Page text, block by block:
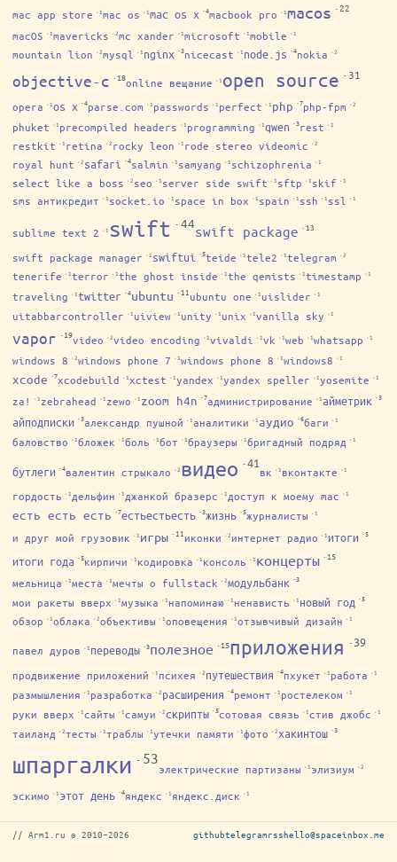
mac app store ·1mac os ·1mac os x ·4macbook pro ·1macos ·22
macOS ·1mavericks ·2mc xander ·1microsoft ·1mobile ·1
mountain lion ·2mysql ·1 nginx ·3nicecast ·1 node.js ·4nokia ·2
objective-c ·18online вещание ·1 open source ·31
opera ·1os x ·4parse.com ·1 passwords ·1 perfect ·1 php ·7php-fpm ·2
phuket ·1 precompiled headers ·1 programming ·1qwen ·3rest ·1
restkit ·1 retina ·2 rocky leon ·1 rode stereo videomic ·2
royal hunt ·2 safari ·4salmin ·1 samyang ·1 schizophrenia ·1
select like a boss ·2 seo ·1 server side swift ·1 sftp ·1 skif ·1
sms антикредит ·1 socket.io ·1 space in box ·1 spain ·1 ssh ·1 ssl ·1
sublime text 2 ·1 swift ·44swift package ·13
swift package manager ·1 swiftui ·5teide ·1tele2 ·1telegram ·2
tenerife ·1terror ·1the ghost inside ·1the qemists ·1timestamp ·1
traveling ·1 twitter ·4ubuntu ·11 ubuntu one ·1 uislider ·1
uitabbarcontroller ·1 uiview ·1 unity ·1 unix ·1vanilla sky ·1
vapor ·19video ·2video encoding ·1vivaldi ·1vk ·1web ·1whatsapp ·1
windows 8 ·2windows phone 7 ·1windows phone 8 ·1windows8 ·1
xcode ·7xcodebuild ·1xctest ·1yandex ·1yandex speller ·1yosemite ·1
za! ·1 zebrahead ·1 zewo ·1 zoom h4n ·7администрирование ·1 айметрик ·3
айподписки ·3александр пушной ·1 аналитики ·1 аудио ·6баги ·1
баловство ·1бложек ·1боль ·1бот ·1браузеры ·1бригадный подряд ·1
бутлеги ·4валентин стрыкало ·2 видео ·41
вк ·1 вконтакте ·1
гордость ·1 дельфин ·1 джанкой бразерс ·1 доступ к моему mac ·1
есть есть есть ·7естьестьесть ·3жизнь ·5журналисты ·1
и друг мой грузовик ·1 игры ·11иконки ·2интернет радио ·1 итоги ·5
итоги года ·5кирпичи ·1 кодировка ·1 консоль ·1 концерты ·15
мельница ·1места ·1мечты о fullstack ·2модульбанк ·3
мои ракеты вверх ·1музыка ·1 напоминаю ·1 ненависть ·1 новый год ·5
обзор ·1облака ·2объективы ·1оповещения ·1отзывчивый дизайн ·1
павел дуров ·1 переводы ·3полезное ·15приложения ·39
продвижение приложений ·1 психея ·2 путешествия ·4пхукет ·1 работа ·1
размышления ·1 разработка ·2 расширения ·4ремонт ·1 ростелеком ·1
руки вверх ·1сайты ·1самуи ·2скрипты ·5сотовая связь ·1стив джобс ·1
таиланд ·2тесты ·1траблы ·1утечки памяти ·1фото ·2хакинтош ·3
шпаргалки ·53
электрические партизаны ·1 элизиум ·2
эскимо ·1 этот день ·4яндекс ·1 яндекс.диск ·1
// Arm1.ru © 2010–2026 githubtelegramrsshello@spaceinbox.me